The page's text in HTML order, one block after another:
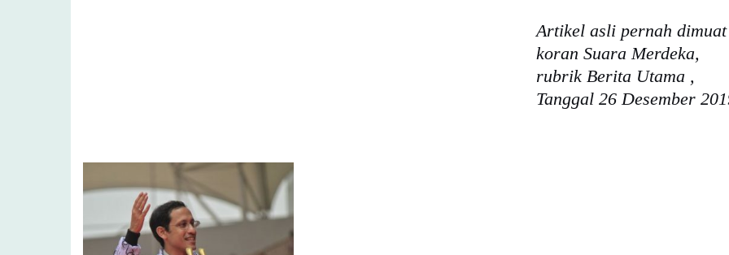
Artikel asli pernah
koran Suara Merdeka,
rubrik Berita Utama ,
Tanggal 26 Desember